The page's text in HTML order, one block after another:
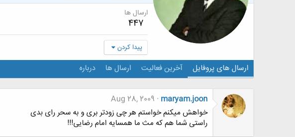
ارسال ها
447
پیدا کردن
ارسال های پروفایل آخرین فعالیت ارسال ها درباره
maryam.joon
Aug 28, 2009
خواهش میکنم خواستم هر چی زودتر بری و به سحر رای بدی
راستی شما هم که مث ما همسایه امام رضایی!!!